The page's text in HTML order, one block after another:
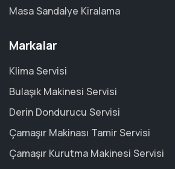
Masa Sandalye Kiralama
Markalar
Klima Servisi
Bulaşık Makinesi Servisi
Derin Dondurucu Servisi
Çamaşır Makinası Tamir Servisi
Çamaşır Kurutma Makinesi Servisi